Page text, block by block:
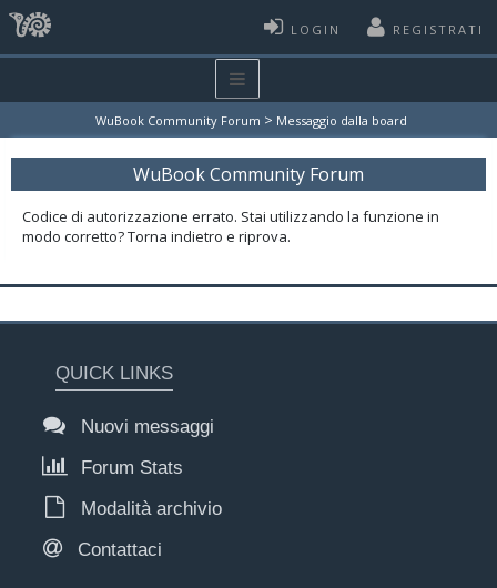
LOGIN REGISTRATI
WuBook Community Forum > Messaggio dalla board
WuBook Community Forum
Codice di autorizzazione errato. Stai utilizzando la funzione in
modo corretto? Torna indietro e riprova.
QUICK LINKS
Nuovi messaggi
Forum Stats
Modalità archivio
Contattaci